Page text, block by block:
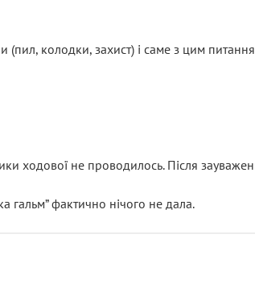
(пил, колодки, захист) і саме з цим
ходової не проводилось. Після
гальм” фактично нічого не дала.